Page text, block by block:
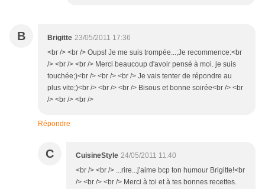
B Brigitte 23/05/2011 17:36
<br /> <br /> Oups! Je me suis trompée...;Je recommence:<br
/> <br /> <br /> Merci beaucoup d'avoir pensé à moi. je suis
touchée;)<br /> <br /> <br /> Je vais tenter de répondre au
plus vite;)<br /> <br /> <br /> Bisous et bonne soirée<br /> <br
/> <br /> <br />
Répondre
C CuisineStyle 24/05/2011 11:40
<br /> <br /> ...rire...j'aime bcp ton humour Brigitte!<br
/> <br /> <br /> Merci à toi et à tes bonnes recettes.